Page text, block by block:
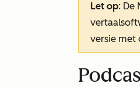
Let op: De
versie met